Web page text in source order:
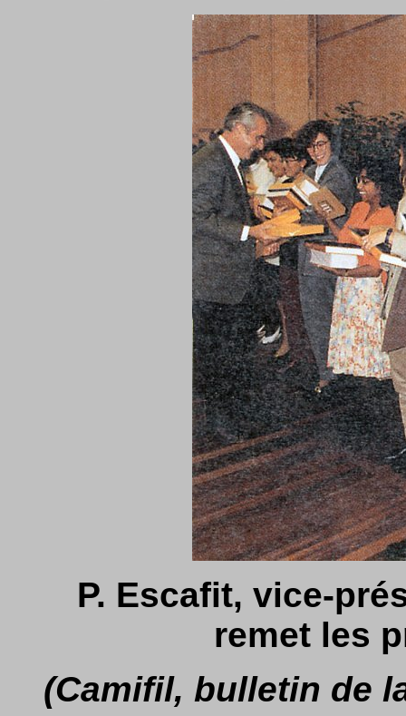
P. Escafit, vice-
remet les
(Camifil, bulletin de